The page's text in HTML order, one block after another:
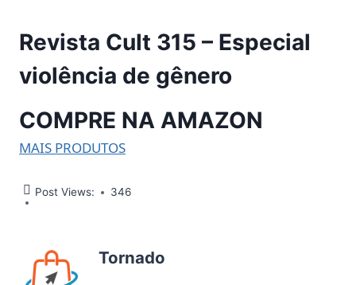
Revista Cult 315 – Especial
violência de gênero
COMPRE NA AMAZON
MAIS PRODUTOS
Post Views: 346
Tornado